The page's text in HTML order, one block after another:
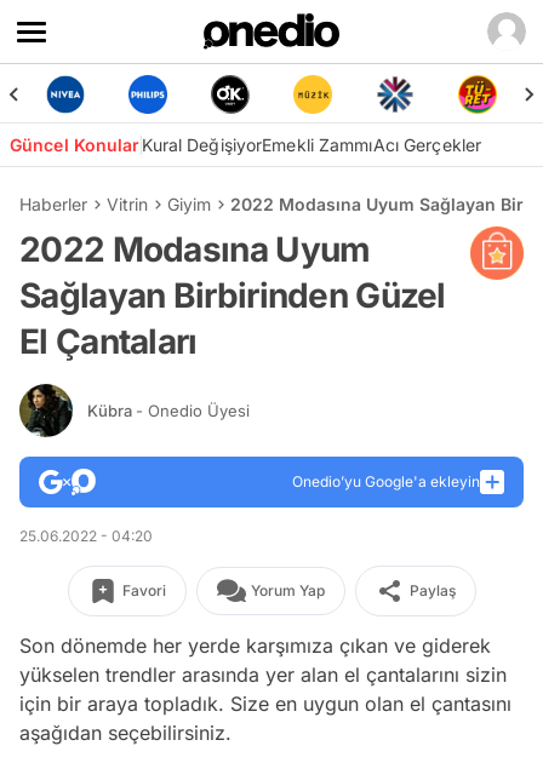
Güncel KonularKural DeğişiyorEmekli ZammıAcı Gerçekler
Haberler Vitrin Giyim 2022 Modasına Uyum Sağlayan
2022 Modasına Uyum
Sağlayan Birbirinden Güzel
El Çantaları
Kübra - Onedio Üyesi
Onedio’yu Google'a ekleyin
25.06.2022 - 04:20
Favori Yorum Yap Paylaş
Son dönemde her yerde karşımıza çıkan ve giderek
yükselen trendler arasında yer alan el çantalarını sizin
için bir araya topladık. Size en uygun olan el çantasını
aşağıdan seçebilirsiniz.